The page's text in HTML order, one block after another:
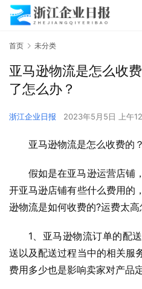
首页 未分类
亚马逊物流是怎么收
了怎么办？
浙江企业日报 2023年5月5日 上午
亚马逊物流是怎么收费的
假如是在亚马逊运营店铺
开亚马逊店铺有些什么费用的
逊物流是如何收费的?运费太高
1、亚马逊物流订单的配
送以及配送过程当中的相关服
费用多少也是影响卖家对产品